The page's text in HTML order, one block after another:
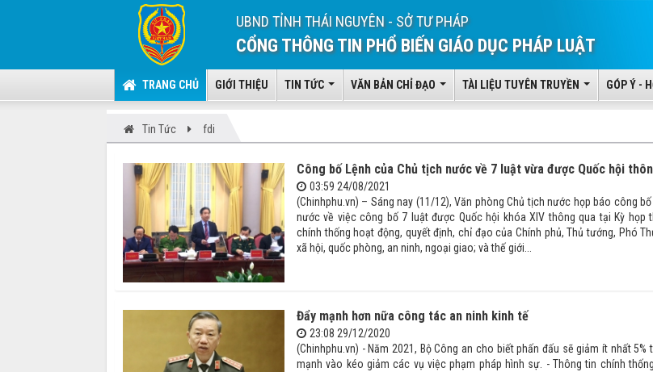
UBND TỈNH THÁI NGUYÊN - SỞ TƯ PHÁP
CỔNG THÔNG TIN PHỔ BIẾN GIÁO DỤC PHÁP LUẬT
TRANG CHỦ GIỚI THIỆU TIN TỨC VĂN BẢN CHỈ ĐẠO TÀI LIỆU TUYÊN TRUYỀN GÓP Ý -
Tin Tức fdi
Công bố Lệnh của Chủ tịch nước về 7 luật vừa được Quốc hội
03:59 24/08/2021
(Chinhphu.vn) – Sáng nay (11/12), Văn phòng Chủ tịch nước họp báo công
nước về việc công bố 7 luật được Quốc hội khóa XIV thông qua tại Kỳ họp
chính thống hoạt động, quyết định, chỉ đạo của Chính phủ, Thủ tướng, Phó
xã hội, quốc phòng, an ninh, ngoại giao; và thế giới...
Đẩy mạnh hơn nữa công tác an ninh kinh tế
23:08 29/12/2020
(Chinhphu.vn) - Năm 2021, Bộ Công an cho biết phấn đấu sẽ giảm ít nhất 5%
mạnh vào kéo giảm các vụ việc phạm pháp hình sự. - Thông tin chính